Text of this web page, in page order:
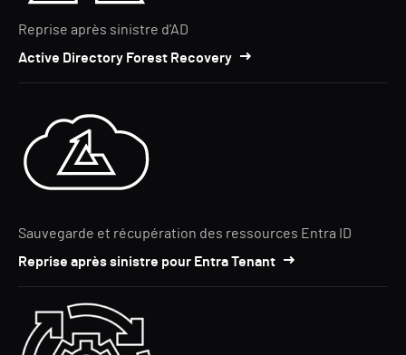
Reprise après sinistre d'AD
Active Directory Forest Recovery
Sauvegarde et récupération des ressources Entra ID
Reprise après sinistre pour Entra Tenant